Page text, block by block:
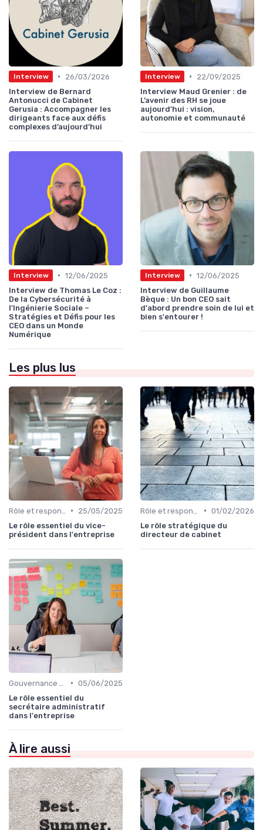
Interview •
26/03/2026
Interview de Bernard
Antonucci de Cabinet
Gerusia : Accompagner les
dirigeants face aux défis
complexes d’aujourd’hui
Interview •
22/09/2025
Interview Maud Grenier : de
L’avenir des RH se joue
aujourd'hui : vision,
autonomie et communauté
Interview • 12/06/2025
Interview de Thomas Le Coz :
De la Cybersécurité à
l'Ingénierie Sociale –
Stratégies et Défis pour les
CEO dans un Monde
Numérique
Interview • 12/06/2025
Interview de Guillaume
Bèque : Un bon CEO sait
d'abord prendre soin de lui et
bien s'entourer !
Les plus lus
•
25/05/2025
Le rôle essentiel du vice-
président dans l'entreprise
• 01/02/2026
Le rôle stratégique du
directeur de cabinet
• 05/06/2025
Le rôle essentiel du
secrétaire administratif
dans l'entreprise
À lire aussi